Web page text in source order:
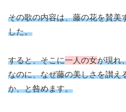
その歌の内容は、藤の花を賛美
した。
すると、そこに一人の女が現れ
なのに、なぜ藤の美しさを讃え
か、と咎めます。